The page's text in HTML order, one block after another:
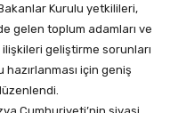
Kurulu yetkilileri,
gelen toplum adamları ve
ilişkileri geliştirme sorunları
hazırlanması için geniş